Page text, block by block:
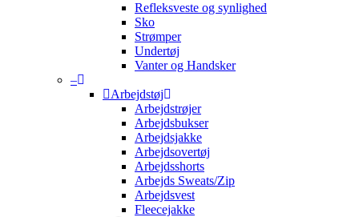
Refleksveste og synlighed
Sko
Strømper
Undertøj
Vanter og Handsker
–
Arbejdstøj
Arbejdstrøjer
Arbejdsbukser
Arbejdsjakke
Arbejdsovertøj
Arbejdsshorts
Arbejds Sweats/Zip
Arbejdsvest
Fleecejakke